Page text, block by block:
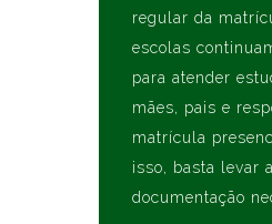
regular da
escolas
para atender
mães, pais e
matrícula
isso, basta levar a
documentação